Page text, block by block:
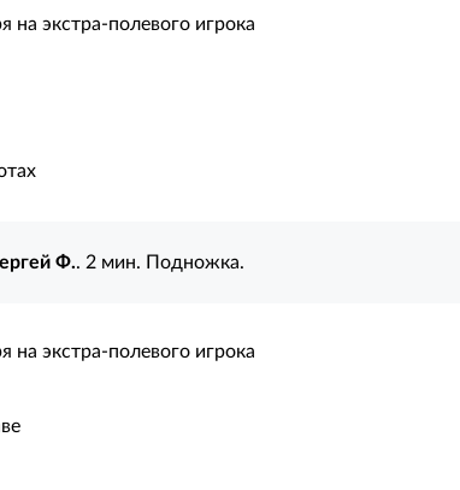
экстра-полевого игрока
Ф.. 2 мин. Подножка.
экстра-полевого игрока